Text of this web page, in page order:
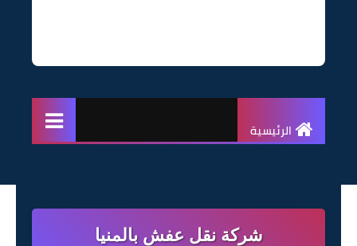
الرئيسية
شركة نقل عفش بالمنيا